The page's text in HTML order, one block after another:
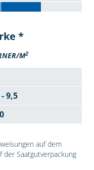
*
M2
9,5
auf dem
Saatgutverpackung